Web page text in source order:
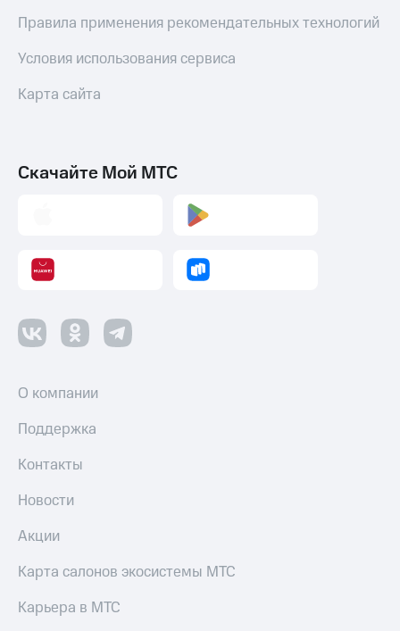
Правила применения рекомендательных технологий
Условия использования сервиса
Карта сайта
Скачайте Мой МТС
О компании
Поддержка
Контакты
Новости
Акции
Карта салонов экосистемы МТС
Карьера в МТС